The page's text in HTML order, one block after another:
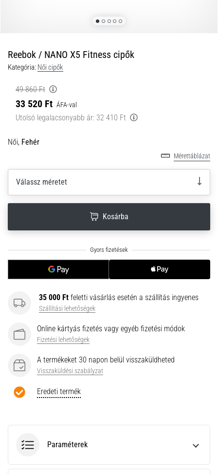
következő
dolgok
nem
táskádból!​​​​​​​
•
Cross
Training
–
hogyan
neki
készíts
edzéstervet
Torna,
súlyemelés.
Téged
vonz
edzés,
ami
egy
kicsit
Csatlakozz
Cross
Reebok / NANO X5 Fitness cipők
Kategória: Női cipők
49 860 Ft
33 520 Ft ÁFA-val
Utolsó legalacsonyabb ár: 32 410 Ft
Női, Fehér
Mérettáblázat
Válassz méretet
Kosárba
35 000 Ft feletti vásárlás esetén a szállítás ingyenes
Szállítási lehetőségek
Online kártyás fizetés vagy egyéb fizetési módok
Fizetési lehetőségek
A termékeket 30 napon belül visszaküldheted
Visszaküldési szabályzat
Eredeti termék
Paraméterek